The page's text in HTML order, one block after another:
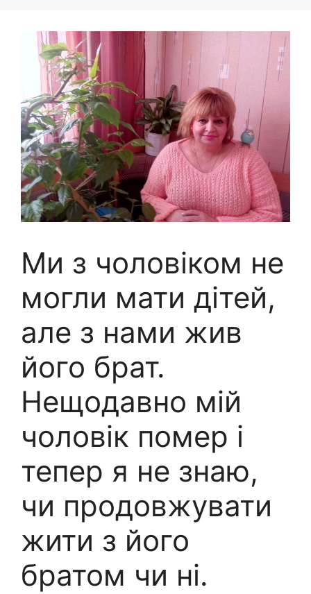
Ми з чоловіком не
могли мати дітей,
але з нами жив
його брат.
Нещодавно мій
чоловік помер і
тепер я не знаю,
чи продовжувати
жити з його
братом чи ні.